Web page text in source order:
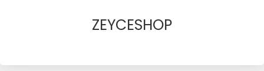
ZEYCESHOP